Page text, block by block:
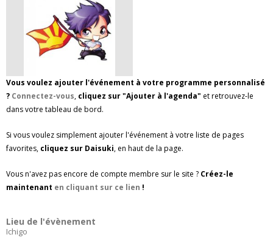
Vous voulez ajouter l'événement à votre programme personnalisé
? Connectez-vous, cliquez sur "Ajouter à l'agenda" et retrouvez-le
dans votre tableau de bord.
Si vous voulez simplement ajouter l'événement à votre liste de pages
favorites, cliquez sur Daisuki, en haut de la page.
Vous n'avez pas encore de compte membre sur le site ? Créez-le
maintenant en cliquant sur ce lien !
Lieu de l'évènement
Ichigo